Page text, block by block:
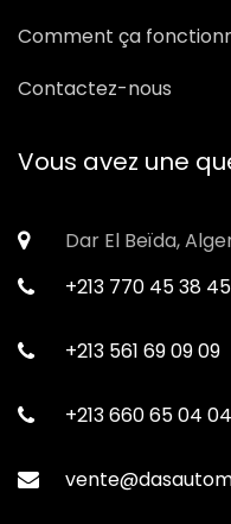
Comment ça
Contactez-nous
Vous avez une
Dar El Beïda,
+213 770 45 38 45
+213 561 69 09 09
+213 660 65 04 04